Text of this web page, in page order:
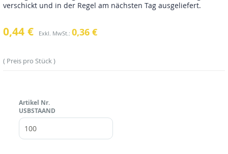
verschickt und in der Regel am nächsten Tag ausgeliefert.
0,44 € 0,36 €
Preis pro Stück
Artikel Nr.
USBSTAAND